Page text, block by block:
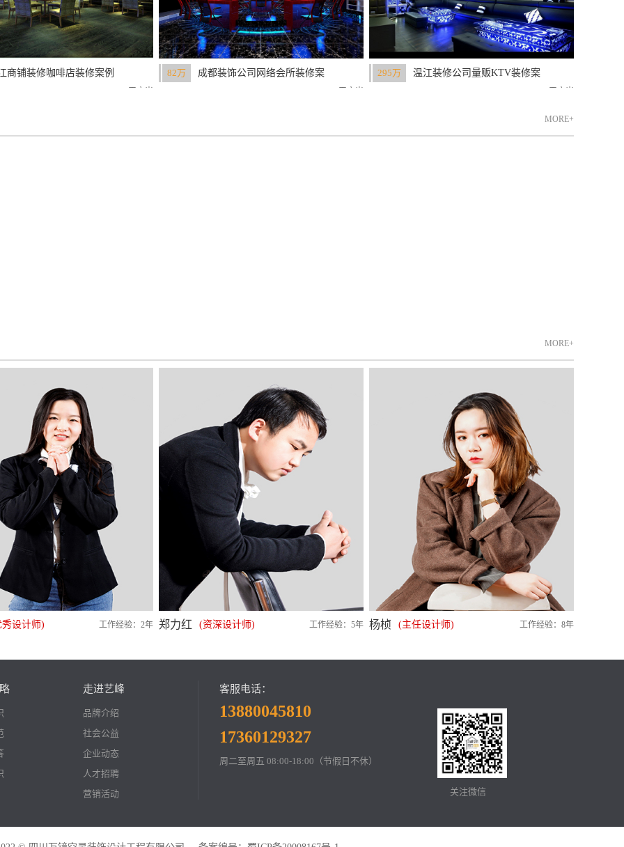
商铺装修咖啡店装修案例
82万
成都装饰公司网络会所装修案
295万
温江装修公司量贩KTV装修案
MORE+
MORE+
秀设计师) 工作经验：2年 郑力红 (资深设计师) 工作经验：5年 杨桢 (主任设计师) 工作经验：8年
走进艺峰
品牌介绍
社会公益
企业动态
人才招聘
营销活动
客服电话：
13880045810
17360129327
周二至周五 08:00-18:00（节假日不休）
关注微信